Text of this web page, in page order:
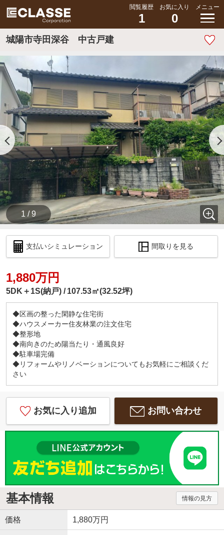
閲覧履歴
1
お気に入り
0
メニュー
城陽市寺田深谷 中古戸建
1 / 9
支払いシミュレーション 間取りを見る
1,880万円
5DK＋1S(納戸) 107.53㎡(32.52坪)
◆区画の整った閑静な住宅街
◆ハウスメーカー住友林業の注文住宅
◆整形地
◆南向きのため陽当たり・通風良好
◆駐車場完備
◆リフォームやリノベーションについてもお気軽にご相談くだ
さい
お気に入り追加 お問い合わせ
基本情報 情報の見方
価格 1,880万円